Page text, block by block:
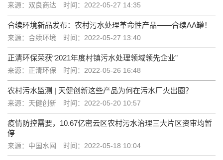
来源：双良商达 时间：2022-05-27 14:35
合续环境新品发布：农村污水处理革命性产品——合续AA罐！
来源：合续环境 时间：2022-05-27 13:40
正清环保荣获“2021年度村镇污水处理领域领先企业”
来源：正清环保 时间：2022-05-26 16:48
农村污水监测 | 天健创新这些产品为何在污水厂火出圈？
来源：天健创新 时间：2022-05-20 10:57
疫情防控需要，10.67亿密云区农村污水治理三大片区资审均暂
停
来源：中国水网 时间：2022-05-18 10:04